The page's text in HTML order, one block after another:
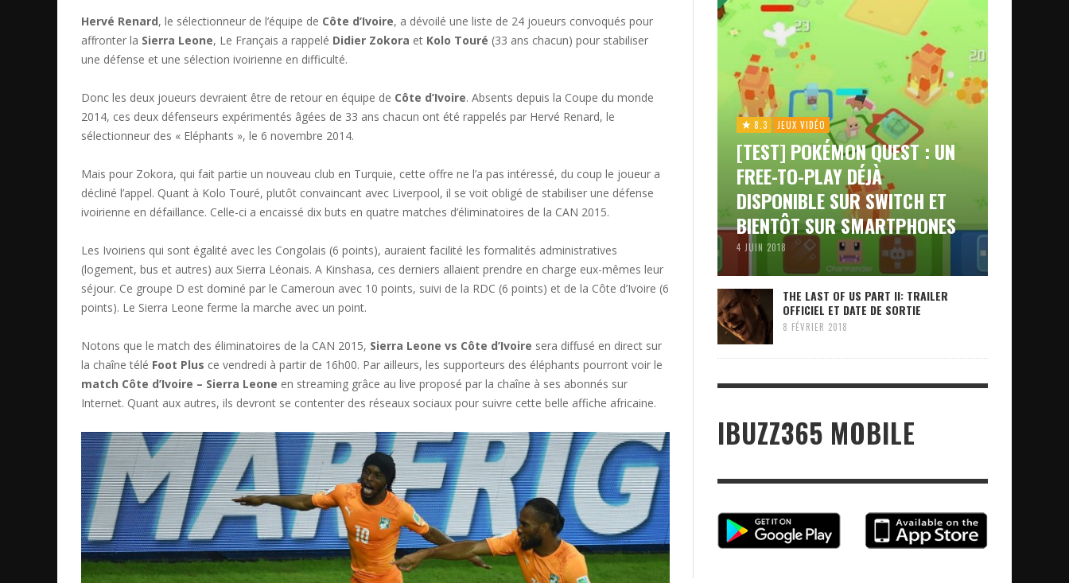
Hervé Renard, le sélectionneur de l’équipe de Côte d’Ivoire, a dévoilé une liste de 24 joueurs convoqués pour
affronter la Sierra Leone, Le Français a rappelé Didier Zokora et Kolo Touré (33 ans chacun) pour stabiliser
une défense et une sélection ivoirienne en difficulté.
Donc les deux joueurs devraient être de retour en équipe de Côte d’Ivoire. Absents depuis la Coupe du monde
2014, ces deux défenseurs expérimentés âgées de 33 ans chacun ont été rappelés par Hervé Renard, le
sélectionneur des « Eléphants », le 6 novembre 2014.
Mais pour Zokora, qui fait partie un nouveau club en Turquie, cette offre ne l’a pas intéressé, du coup le joueur a
décliné l’appel. Quant à Kolo Touré, plutôt convaincant avec Liverpool, il se voit obligé de stabiliser une défense
ivoirienne en défaillance. Celle-ci a encaissé dix buts en quatre matches d’éliminatoires de la CAN 2015.
Les Ivoiriens qui sont égalité avec les Congolais (6 points), auraient facilité les formalités administratives
(logement, bus et autres) aux Sierra Léonais. A Kinshasa, ces derniers allaient prendre en charge eux-mêmes leur
séjour. Ce groupe D est dominé par le Cameroun avec 10 points, suivi de la RDC (6 points) et de la Côte d’Ivoire (6
points). Le Sierra Leone ferme la marche avec un point. ​
Notons que le match des éliminatoires de la CAN 2015, Sierra Leone vs Côte d’Ivoire sera diffusé en direct sur
la chaîne télé Foot Plus ce vendredi à partir de 16h00. Par ailleurs, les supporteurs des éléphants pourront voir le
match Côte d’Ivoire – Sierra Leone en streaming grâce au live proposé par la chaîne à ses abonnés sur
Internet. Quant aux autres, ils devront se contenter des réseaux sociaux pour suivre cette belle affiche africaine.
8.3 JEUX VIDÉO
[TEST] POKÉMON QUEST : UN
FREE-TO-PLAY DÉJÀ
DISPONIBLE SUR SWITCH ET
BIENTÔT SUR SMARTPHONES
4 JUIN 2018
THE LAST OF US PART II: TRAILER
OFFICIEL ET DATE DE SORTIE
8 FÉVRIER 2018
IBUZZ365 MOBILE